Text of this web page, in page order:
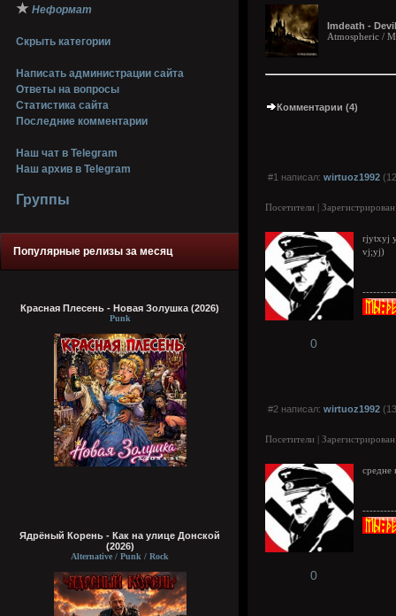
★ Неформат
Скрыть категории
Написать администрации сайта
Ответы на вопросы
Статистика сайта
Последние комментарии
Наш чат в Telegram
Наш архив в Telegram
Группы
Популярные релизы за месяц
Красная Плесень - Новая Золушка (2026)
Punk
Ядрёный Корень - Как на улице Донской
(2026)
Alternative / Punk / Rock
Imdeath -
Atmospheric /
Комментарии (4)
#1 написал: wirtuoz1992
Посетители |
rjytxyj
vj;yj)
0
#2 написал: wirtuoz1992
Посетители |
средне
0